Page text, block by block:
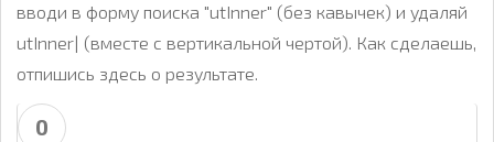
вводи в форму поиска "utInner" (без кавычек) и удаляй
utInner| (вместе с вертикальной чертой). Как сделаешь,
отпишись здесь о результате.
0